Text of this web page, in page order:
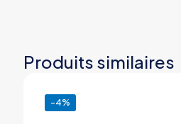
Produits similaires
-4%